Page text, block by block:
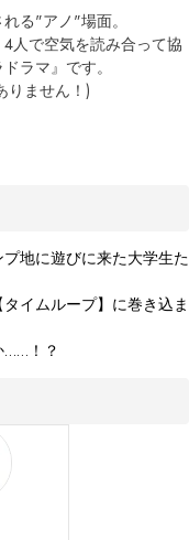
る"アノ"場面。
人で空気を読み合って協
ラマ』です。
りません！)
地に遊びに来た大学生た
イムループ】に巻き込ま
……！？